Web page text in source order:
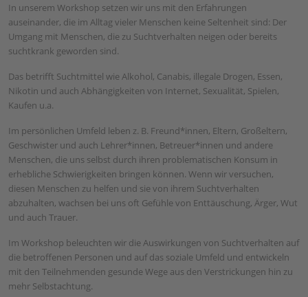
In unserem Workshop setzen wir uns mit den Erfahrungen
auseinander, die im Alltag vieler Menschen keine Seltenheit sind: Der
Umgang mit Menschen, die zu Suchtverhalten neigen oder bereits
suchtkrank geworden sind.
Das betrifft Suchtmittel wie Alkohol, Canabis, illegale Drogen, Essen,
Nikotin und auch Abhängigkeiten von Internet, Sexualität, Spielen,
Kaufen u.a.
Im persönlichen Umfeld leben z. B. Freund*innen, Eltern, Großeltern,
Geschwister und auch Lehrer*innen, Betreuer*innen und andere
Menschen, die uns selbst durch ihren problematischen Konsum in
erhebliche Schwierigkeiten bringen können. Wenn wir versuchen,
diesen Menschen zu helfen und sie von ihrem Suchtverhalten
abzuhalten, wachsen bei uns oft Gefühle von Enttäuschung, Ärger, Wut
und auch Trauer.
Im Workshop beleuchten wir die Auswirkungen von Suchtverhalten auf
die betroffenen Personen und auf das soziale Umfeld und entwickeln
mit den Teilnehmenden gesunde Wege aus den Verstrickungen hin zu
mehr Selbstachtung.